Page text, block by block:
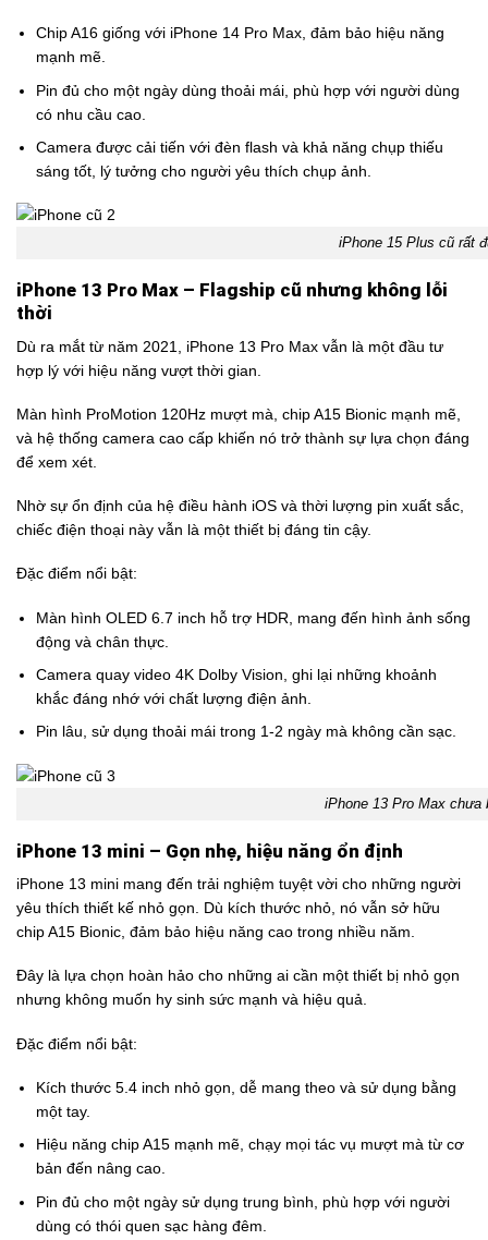
Chip A16 giống với iPhone 14 Pro Max, đảm bảo hiệu năng
mạnh mẽ.
Pin đủ cho một ngày dùng thoải mái, phù hợp với người dùng
có nhu cầu cao.
Camera được cải tiến với đèn flash và khả năng chụp thiếu
sáng tốt, lý tưởng cho người yêu thích chụp ảnh.
iPhone 15 Plus cũ rất
iPhone 13 Pro Max – Flagship cũ nhưng không lỗi
thời
Dù ra mắt từ năm 2021, iPhone 13 Pro Max vẫn là một đầu tư
hợp lý với hiệu năng vượt thời gian.
Màn hình ProMotion 120Hz mượt mà, chip A15 Bionic mạnh mẽ,
và hệ thống camera cao cấp khiến nó trở thành sự lựa chọn đáng
để xem xét.
Nhờ sự ổn định của hệ điều hành iOS và thời lượng pin xuất sắc,
chiếc điện thoại này vẫn là một thiết bị đáng tin cậy.
Đặc điểm nổi bật:
Màn hình OLED 6.7 inch hỗ trợ HDR, mang đến hình ảnh sống
động và chân thực.
Camera quay video 4K Dolby Vision, ghi lại những khoảnh
khắc đáng nhớ với chất lượng điện ảnh.
Pin lâu, sử dụng thoải mái trong 1-2 ngày mà không cần sạc.
iPhone 13 Pro Max chưa
iPhone 13 mini – Gọn nhẹ, hiệu năng ổn định
iPhone 13 mini mang đến trải nghiệm tuyệt vời cho những người
yêu thích thiết kế nhỏ gọn. Dù kích thước nhỏ, nó vẫn sở hữu
chip A15 Bionic, đảm bảo hiệu năng cao trong nhiều năm.
Đây là lựa chọn hoàn hảo cho những ai cần một thiết bị nhỏ gọn
nhưng không muốn hy sinh sức mạnh và hiệu quả.
Đặc điểm nổi bật:
Kích thước 5.4 inch nhỏ gọn, dễ mang theo và sử dụng bằng
một tay.
Hiệu năng chip A15 mạnh mẽ, chạy mọi tác vụ mượt mà từ cơ
bản đến nâng cao.
Pin đủ cho một ngày sử dụng trung bình, phù hợp với người
dùng có thói quen sạc hàng đêm.